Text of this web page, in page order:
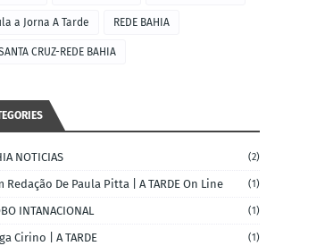
a Jorna A Tarde REDE BAHIA
CRUZ-REDE BAHIA
NOTICIAS (2)
Redação De Paula Pitta | A TARDE On Line (1)
INTANACIONAL (1)
Cirino | A TARDE (1)